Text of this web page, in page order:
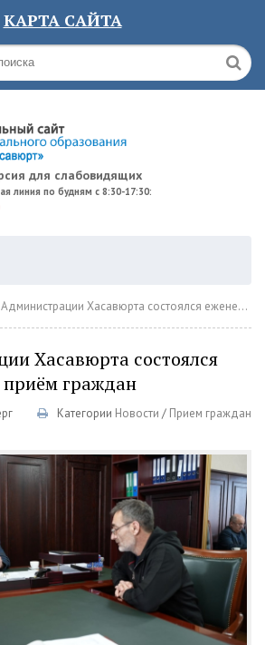
КАРТА САЙТА
для слабовидящих
линия по будням с 8:30-17:30:
Хасавюрта состоялся еженедельный приём граждан
Хасавюрта состоялся
граждан
Категории Новости / Прием граждан